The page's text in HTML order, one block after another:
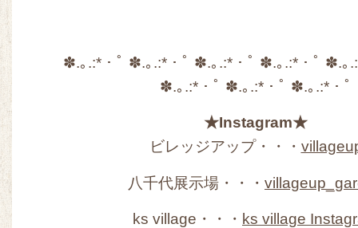
✽.｡.:*・ﾟ ✽.｡.:*・ﾟ ✽.｡.:*・ﾟ ✽.｡.:*・ﾟ ✽.｡
✽.｡.:*・ﾟ ✽.｡.:*・ﾟ ✽.｡.:*・ﾟ
★Instagram★
ビレッジアップ・・・
八千代展示場・・・
ks village・・・ ks village